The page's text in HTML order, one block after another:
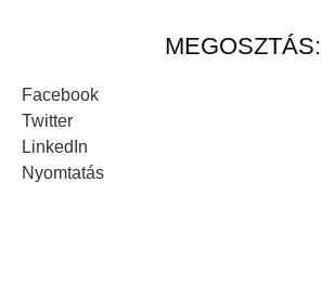
MEGOSZTÁS:
Facebook
Twitter
LinkedIn
Nyomtatás